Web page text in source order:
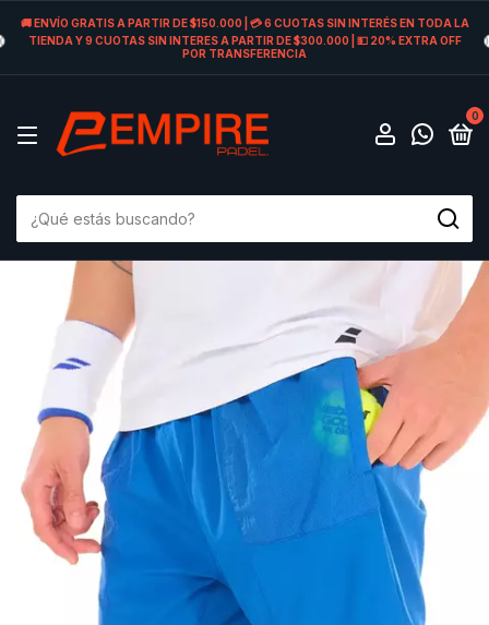
🚚 ENVÍO GRATIS A PARTIR DE $150.000 | 💳 6 CUOTAS SIN INTERÉS EN TODA LA
TIENDA Y 9 CUOTAS SIN INTERES A PARTIR DE $300.000 | 💵 20% EXTRA OFF
POR TRANSFERENCIA
0